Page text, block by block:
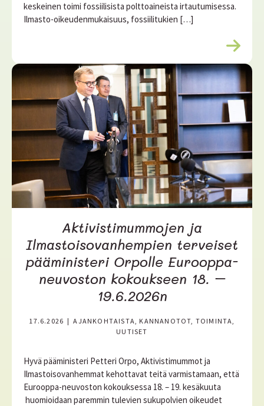
keskeinen toimi fossiilisista polttoaineista irtautumisessa.
Ilmasto-oikeudenmukaisuus, fossiilitukien […]
L
e
l
i
ä
ä
Aktivistimummojen ja
Ilmastoisovanhempien terveiset
pääministeri Orpolle Eurooppa-
neuvoston kokoukseen 18. –
19.6.2026n
17.6.2026 | AJANKOHTAISTA, KANNANOTOT, TOIMINTA,
UUTISET
Hyvä pääministeri Petteri Orpo, Aktivistimummot ja
Ilmastoisovanhemmat kehottavat teitä varmistamaan, että
Eurooppa-neuvoston kokouksessa 18. – 19. kesäkuuta
huomioidaan paremmin tulevien sukupolvien oikeudet